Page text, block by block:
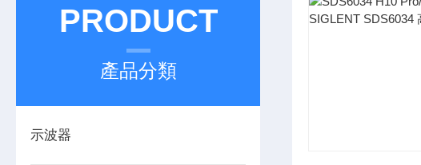
PRODUCT
產品分類
示波器